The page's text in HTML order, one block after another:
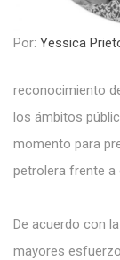
Por: Yessica
reconocimiento
los ámbitos
momento para
petrolera frente a
De acuerdo con
mayores